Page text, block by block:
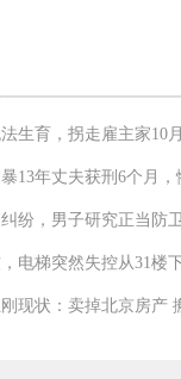
生育，拐走雇主家10
13年丈夫获刑6个月
纷，男子研究正当防
电梯突然失控从31楼
现状：卖掉北京房产